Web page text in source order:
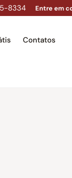
8334 Entre em
Contatos